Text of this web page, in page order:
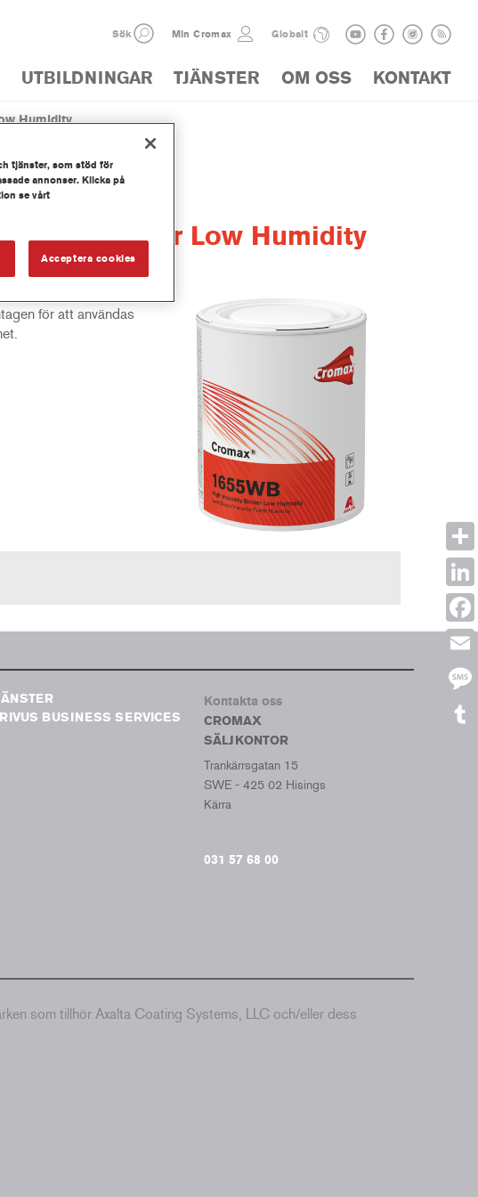
Sök Min Cromax Globalt
UTBILDNINGAR TJÄNSTER OM OSS KONTAKT
Humidity
Binder Low Humidity
för att användas
BUSINESS SERVICES
Kontakta oss
CROMAX
SÄLJKONTOR
Trankärrsgatan 15
SWE - 425 02 Hisings
Kärra
031 57 68 00
som tillhör Axalta Coating Systems, LLC och/eller dess
tjänster, som stöd för
annonser. Klicka på
se vårt
Acceptera cookies